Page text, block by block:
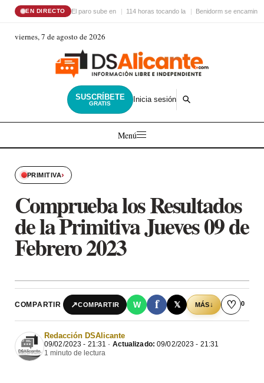
EN DIRECTO El paro sube en 114 horas tocando la Benidorm se encamina
viernes, 7 de agosto de 2026
SUSCRÍBETE
GRATIS Inicia sesión
Menú
PRIMITIVA›
Comprueba los Resultados
de la Primitiva Jueves 09 de
Febrero 2023
COMPARTIR ↗COMPARTIR W f 𝕏 MÁS↓ ♡ 0
Redacción DSAlicante
09/02/2023 - 21:31 · Actualizado: 09/02/2023 - 21:31
1 minuto de lectura